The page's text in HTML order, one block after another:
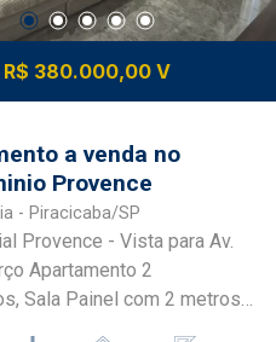
de Piracicaba. Agende sua
- Playground para as
- Portaria 24 horas
- Localizado no bairro
Iguaçu, em Piracicaba -
ao bairro Dois Córregos e
avenidas da cidade -
supermercados, farmácias
variados - Acesso
R$ 380.000,00 V
a venda no
Provence
- Piracicaba/SP
Provence - Vista para Av.
2
Sala Painel com 2 metros,